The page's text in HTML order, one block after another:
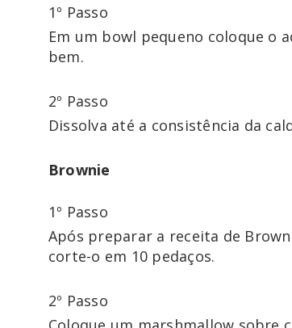
1º Passo
Em um bowl pequeno coloque o
2º Passo
Dissolva até a consistência da
Brownie
1º Passo
Após preparar a receita de
2º Passo